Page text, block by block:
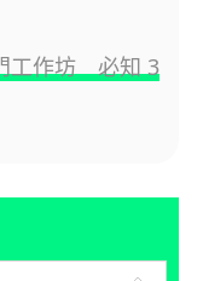
工作坊 必知 3